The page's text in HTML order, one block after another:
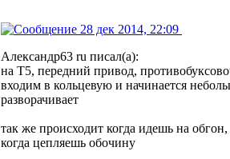
28 дек 2014, 22:09
Александр63 ru писал(а):
на Т5, передний привод,
входим в кольцевую и начинается
разворачивает
так же происходит когда идешь на
когда цепляешь обочину